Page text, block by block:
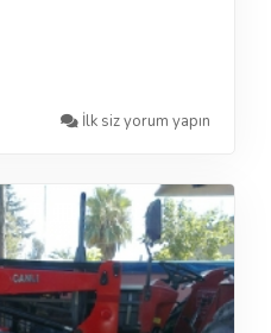
İlk siz yorum yapın